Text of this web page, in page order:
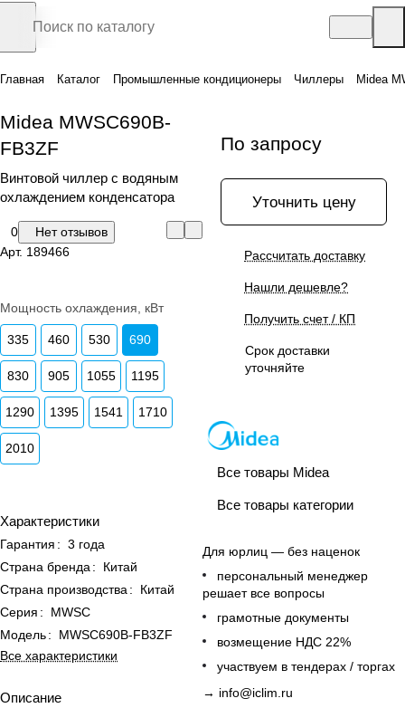
Главная Каталог Промышленные кондиционеры Чиллеры Midea
Midea MWSC690B-
FB3ZF
Винтовой чиллер с водяным
охлаждением конденсатора
0
Нет отзывов
Арт. 189466
Мощность охлаждения, кВт
335 460 530 690
830 905 1055 1195
1290 1395 1541 1710
2010
Характеристики
Гарантия : 3 года
Страна бренда :
Китай
Страна производства :
Китай
Серия :
MWSC
Модель:
MWSC690B-FB3ZF
Все характеристики
Описание
По запросу
Уточнить цену
Рассчитать доставку
Нашли дешевле?
Получить счет / КП
Срок доставки
уточняйте
Все товары Midea
Все товары категории
Для юрлиц — без наценок
персональный менеджер
решает все вопросы
грамотные документы
возмещение НДС 22%
участвуем в тендерах / торгах
→ info@iclim.ru